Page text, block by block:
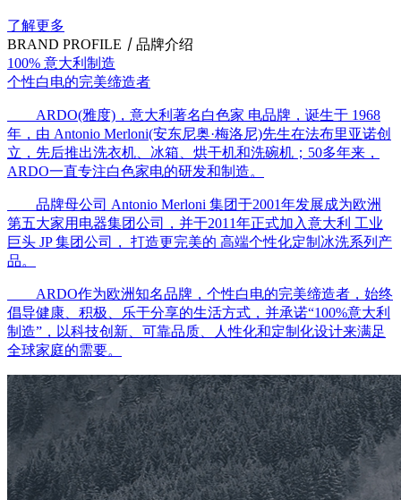
了解更多
BRAND PROFILE 丨 品牌介绍
100% 意大利制造
个性白电的完美缔造者
ARDO(雅度)，意大利著名白色家 电品牌，诞生于 1968
年，由 Antonio Merloni(安东尼奥·梅洛尼)先生在法布里亚诺创
立，先后推出洗衣机、冰箱、烘干机和洗碗机；50多年来，
ARDO一直专注白色家电的研发和制造。
品牌母公司 Antonio Merloni 集团于2001年发展成为欧洲
第五大家用电器集团公司，并于2011年正式加入意大利 工业
巨头 JP 集团公司， 打造更完美的 高端个性化定制冰洗系列产
品。
ARDO作为欧洲知名品牌，个性白电的完美缔造者，始终
倡导健康、积极、乐于分享的生活方式，并承诺“100%意大利
制造”，以科技创新、可靠品质、人性化和定制化设计来满足
全球家庭的需要。